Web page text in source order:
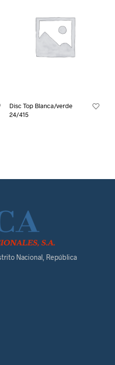
Disc Top Blanca/verde
24/415
Nacional, República